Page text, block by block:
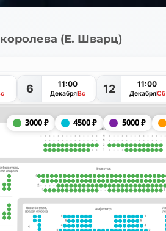
(Е. Шварц)
6 11:00
ДекабряВс 12 11:00
ДекабряСб
3000₽ 4500₽ 5000₽